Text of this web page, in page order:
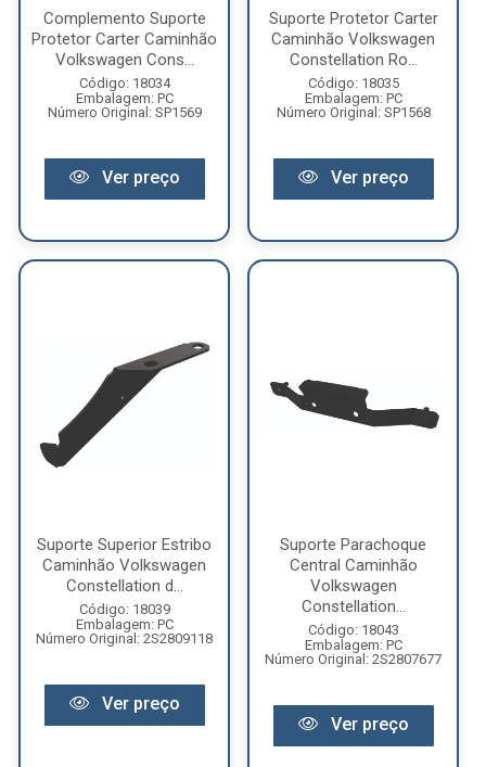
Complemento Suporte
Protetor Carter Caminhão
Volkswagen Cons...
Código: 18034
Embalagem: PC
Número Original: SP1569
Ver preço
Suporte Protetor Carter
Caminhão Volkswagen
Constellation Ro...
Código: 18035
Embalagem: PC
Número Original: SP1568
Ver preço
Suporte Superior Estribo
Caminhão Volkswagen
Constellation d...
Código: 18039
Embalagem: PC
Número Original: 2S2809118
Ver preço
Suporte Parachoque
Central Caminhão
Volkswagen
Constellation...
Código: 18043
Embalagem: PC
Número Original: 2S2807677
Ver preço